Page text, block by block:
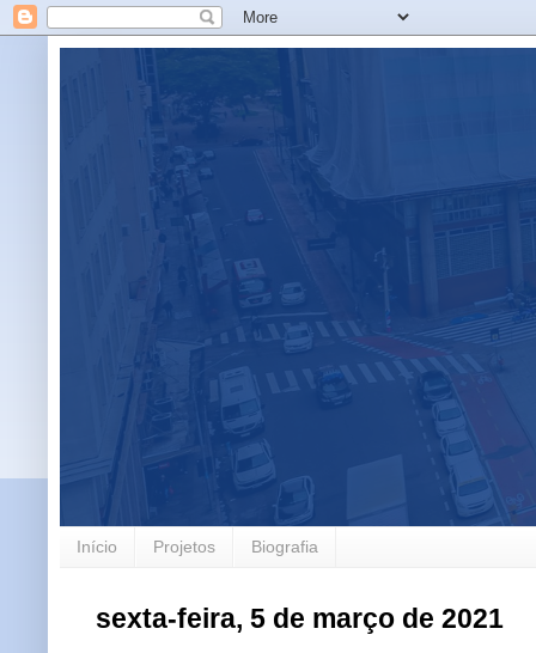
Início Projetos Biografia
sexta-feira, 5 de março de 2021